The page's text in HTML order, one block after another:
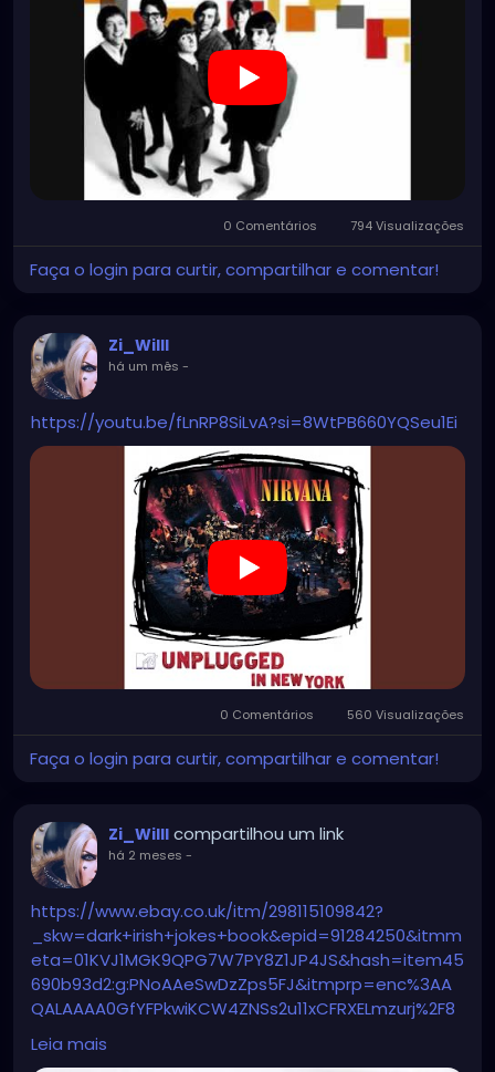
0 Comentários 794 Visualizações
Faça o login para curtir, compartilhar e comentar!
Zi_Willl
há um mês -
https://youtu.be/fLnRP8SiLvA?si=8WtPB660YQSeu1Ei
0 Comentários 560 Visualizações
Faça o login para curtir, compartilhar e comentar!
Zi_Willl compartilhou um link
há 2 meses -
https://www.ebay.co.uk/itm/298115109842?
_skw=dark+irish+jokes+book&epid=91284250&itmm
eta=01KVJ1MGK9QPG7W7PY8Z1JP4JS&hash=item45
690b93d2:g:PNoAAeSwDzZps5FJ&itmprp=enc%3AA
QALAAAA0GfYFPkwiKCW4ZNSs2u11xCFRXELmzurj%2F8
6qu1t7ac3ofDsUNLsIX1mupPwgGxhosfZh7mUf2sFw1n
QtEfP%2BwU4m46avC3z2fbO8izEsa%2F9LaWb%2F%2
Leia mais